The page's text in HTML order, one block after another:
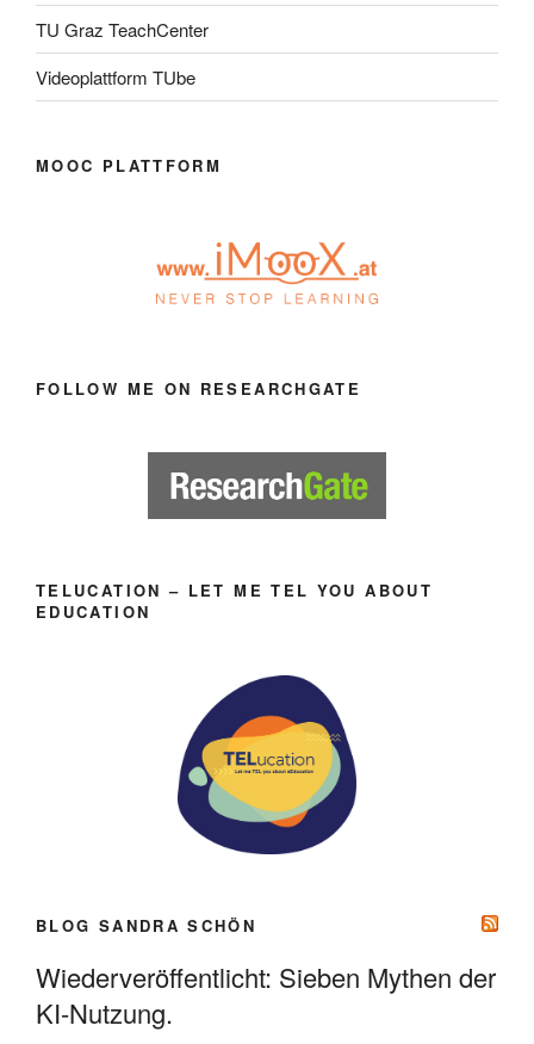
TU Graz TeachCenter
Videoplattform TUbe
MOOC PLATTFORM
FOLLOW ME ON RESEARCHGATE
TELUCATION – LET ME TEL YOU ABOUT
EDUCATION
BLOG SANDRA SCHÖN
Wiederveröffentlicht: Sieben Mythen der
KI-Nutzung.